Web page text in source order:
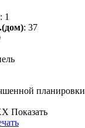
: 1
: 37
планировки
Показать